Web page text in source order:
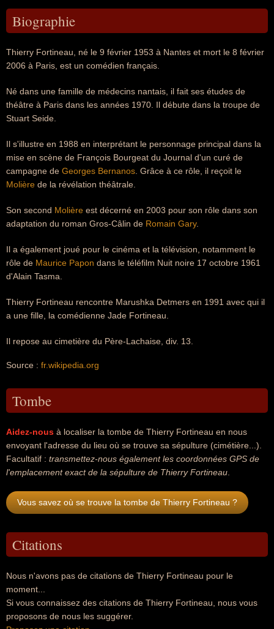
Biographie
Thierry Fortineau, né le 9 février 1953 à Nantes et mort le 8 février
2006 à Paris, est un comédien français.
Né dans une famille de médecins nantais, il fait ses études de
théâtre à Paris dans les années 1970. Il débute dans la troupe de
Stuart Seide.
Il s'illustre en 1988 en interprétant le personnage principal dans la
mise en scène de François Bourgeat du Journal d'un curé de
campagne de Georges Bernanos . Grâce à ce rôle, il reçoit le
Molière de la révélation théâtrale.
Son second Molière est décerné en 2003 pour son rôle dans son
adaptation du roman Gros-Câlin de Romain Gary.
Il a également joué pour le cinéma et la télévision, notamment le
rôle de Maurice Papon dans le téléfilm Nuit noire 17 octobre 1961
d'Alain Tasma.
Thierry Fortineau rencontre Marushka Detmers en 1991 avec qui il
a une fille, la comédienne Jade Fortineau.
Il repose au cimetière du Père-Lachaise, div. 13.
Source : fr.wikipedia.org
Tombe
Aidez-nous à localiser la tombe de Thierry Fortineau en nous
envoyant l'adresse du lieu où se trouve sa sépulture (cimétière...).
Facultatif : transmettez-nous également les coordonnées GPS de
l'emplacement exact de la sépulture de Thierry Fortineau
Vous savez où se trouve la tombe de Thierry Fortineau ?
Citations
Nous n'avons pas de citations de Thierry Fortineau pour le
moment...
Si vous connaissez des citations de Thierry Fortineau, nous vous
proposons de nous les suggérer.